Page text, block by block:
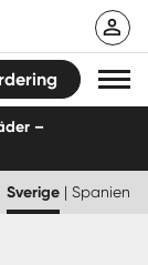
–
Sverige | Spanien